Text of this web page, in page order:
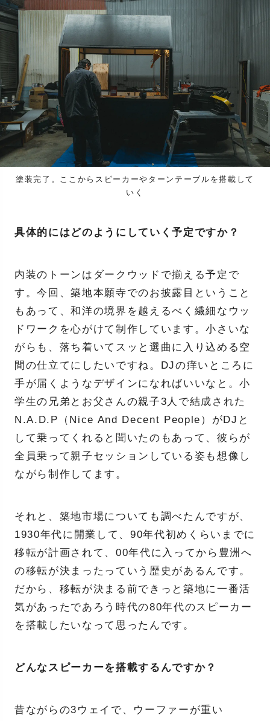
塗装完了。ここからスピーカーやターンテーブルを搭載して
いく
具体的にはどのようにしていく予定ですか？
内装のトーンはダークウッドで揃える予定で
す。今回、築地本願寺でのお披露目ということ
もあって、和洋の境界を越えるべく繊細なウッ
ドワークを心がけて制作しています。小さいな
がらも、落ち着いてスッと選曲に入り込める空
間の仕立てにしたいですね。DJの痒いところに
手が届くようなデザインになればいいなと。小
学生の兄弟とお父さんの親子3人で結成された
N.A.D.P（Nice And Decent People）がDJと
して乗ってくれると聞いたのもあって、彼らが
全員乗って親子セッションしている姿も想像し
ながら制作してます。
それと、築地市場についても調べたんですが、
1930年代に開業して、90年代初めくらいまでに
移転が計画されて、00年代に入ってから豊洲へ
の移転が決まったっていう歴史があるんです。
だから、移転が決まる前できっと築地に一番活
気があったであろう時代の80年代のスピーカー
を搭載したいなって思ったんです。
どんなスピーカーを搭載するんですか？
昔ながらの3ウェイで、ウーファーが重い